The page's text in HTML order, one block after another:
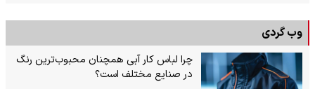
وب گردی
چرا لباس کار آبی همچنان محبوب‌ترین رنگ
در صنایع مختلف است؟